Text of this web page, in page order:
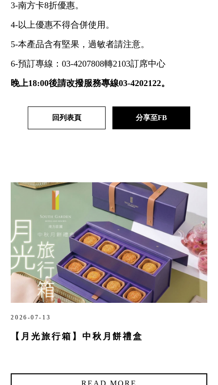
3-南方卡8折優惠。
4-以上優惠不得合併使用。
5-本產品含有堅果，過敏者請注意。
6-預訂專線：03-4207808轉2103訂席中心
晚上18:00後請改撥服務專線03-4202122。
回列表頁 分享至FB
2026-07-13
【月光旅行箱】中秋月餅禮盒